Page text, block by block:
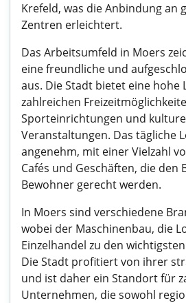
Krefeld, was die Anbindung an
Zentren erleichtert.
Das Arbeitsumfeld in Moers
eine freundliche und
aus. Die Stadt bietet eine hohe
zahlreichen
Sporteinrichtungen und
Veranstaltungen. Das tägliche
angenehm, mit einer Vielzahl
Cafés und Geschäften, die den
Bewohner gerecht werden.
In Moers sind verschiedene
wobei der Maschinenbau, die
Einzelhandel zu den
Die Stadt profitiert von ihrer
und ist daher ein Standort für
Unternehmen, die sowohl